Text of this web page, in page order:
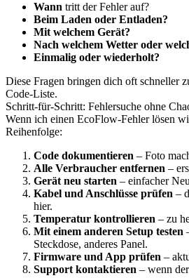
Wann tritt der Fehler auf?
Beim Laden oder Entladen?
Mit welchem Gerät?
Nach welchem Wetter oder
Einmalig oder wiederholt?
Diese Fragen bringen dich oft schneller
Code-Liste.
Schritt-für-Schritt: Fehlersuche ohne
Wenn ich einen EcoFlow-Fehler lösen
Reihenfolge:
Code dokumentieren – Foto
Alle Verbraucher entfernen –
Gerät neu starten – einfacher
Kabel und Anschlüsse prüfen –
hier.
Temperatur kontrollieren – zu
Mit einem anderen Setup testen
Steckdose, anderes Panel.
Firmware und App prüfen –
Support kontaktieren – wenn